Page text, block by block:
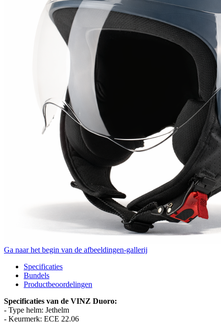
Ga naar het begin van de afbeeldingen-gallerij
Specificaties
Bundels
Productbeoordelingen
Specificaties van de VINZ Duoro:
- Type helm: Jethelm
- Keurmerk: ECE 22.06